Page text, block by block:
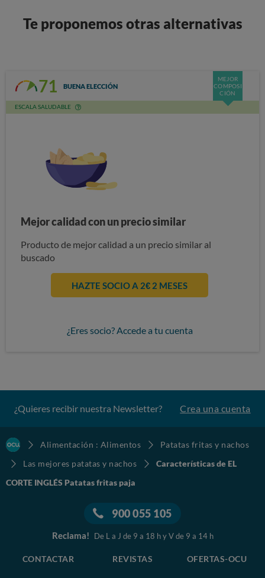
Te proponemos otras alternativas
71 BUENA ELECCIÓN
MEJOR
COMPOSI
CIÓN
ESCALA SALUDABLE
Mejor calidad con un precio similar
Producto de mejor calidad a un precio similar al
buscado
HAZTE SOCIO A 2€ 2 MESES
¿Eres socio? Accede a tu cuenta
¿Quieres recibir nuestra Newsletter? Crea una cuenta
Alimentación : Alimentos
Patatas fritas y nachos
Las mejores patatas y nachos
Características de EL
CORTE INGLÉS Patatas fritas paja
900 055 105
Reclama! De L a J de 9 a 18 h y V de 9 a 14 h
CONTACTAR REVISTAS OFERTAS-OCU